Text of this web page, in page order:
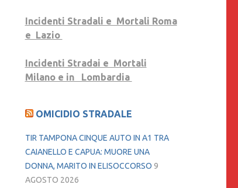
NOSTRA
TRAGEDIA
NOSTRI
Incidenti Stradali e Mortali Roma
e Lazio
Incidenti Stradai e Mortali
Milano e in Lombardia
OMICIDIO STRADALE
TIR TAMPONA CINQUE AUTO IN A1 TRA
CAIANELLO E CAPUA: MUORE UNA
DONNA, MARITO IN ELISOCCORSO 9
AGOSTO 2026